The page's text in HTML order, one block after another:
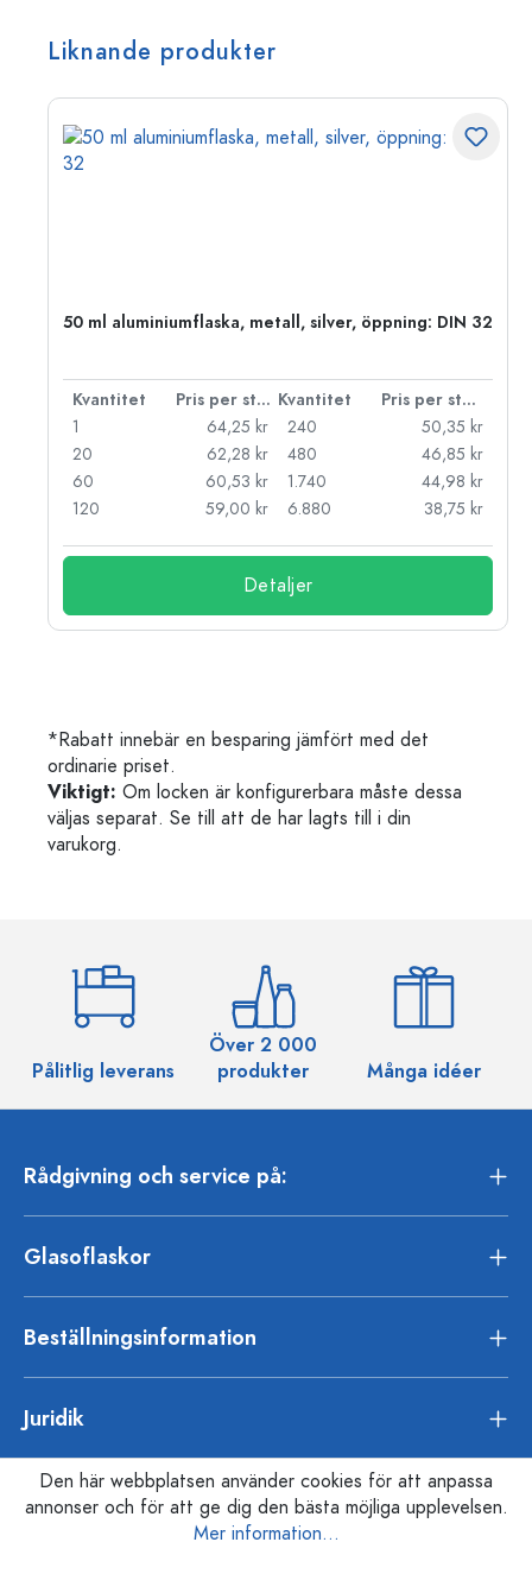
Liknande produkter
50 ml aluminiumflaska, metall, silver, öppning: DIN 32
Kvantitet Pris per styck Kvantitet
Pris per styck
1
64,25 kr
20
62,28 kr
60
60,53 kr
120
59,00 kr
240
50,35 kr
480
46,85 kr
1.740
44,98 kr
6.880
38,75 kr
Detaljer
*Rabatt innebär en besparing jämfört med det
ordinarie priset.
Viktigt: Om locken är konfigurerbara måste dessa
väljas separat. Se till att de har lagts till i din
varukorg.
Pålitlig leverans
Över 2 000
produkter
Många idéer
Rådgivning och service på:
Glasoflaskor
Beställningsinformation
Juridik
Den här webbplatsen använder cookies för att anpassa
annonser och för att ge dig den bästa möjliga upplevelsen.
Mer information...